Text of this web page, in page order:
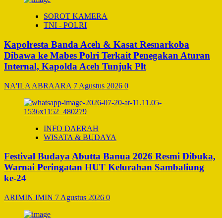
SOROT KAMERA
TNI - POLRI
Kapolresta Banda Aceh & Kasat Resnarkoba
Dibawa ke Mabes Polri Terkait Penegakan Aturan
Internal, Kapolda Aceh Tunjuk Plt
NA'ILA ABRAARA 7 Agustus 2026 0
INFO DAERAH
WISATA & BUDAYA
Festival Budaya Abutta Banua 2026 Resmi Dibuka,
Warnai Peringatan HUT Kelurahan Sambaliung
ke-24
ARIMIN IMIN 7 Agustus 2026 0